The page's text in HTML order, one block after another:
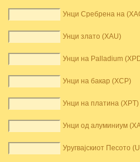
Унци Сребрена на
Унци злато (XAU)
Унци на Palladium
Унци на бакар (XCP)
Унци на платина (XPT)
Унци од алуминиум
Уругвајскиот Песото